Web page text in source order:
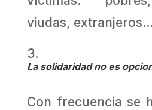
viudas, extranjeros…
La solidaridad no es
Con frecuencia se